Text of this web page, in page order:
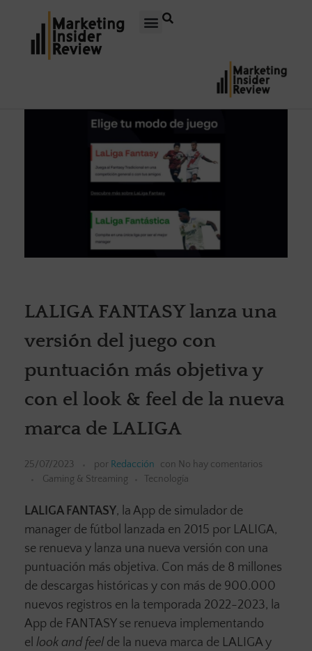
LALIGA FANTASY lanza una
versión del juego con
puntuación más objetiva y
con el look & feel de la nueva
marca de LALIGA
25/07/2023 por Redacción con No hay comentarios
Gaming & Streaming
Tecnología
LALIGA FANTASY, la App de simulador de
manager de fútbol lanzada en 2015 por LALIGA,
se renueva y lanza una nueva versión con una
puntuación más objetiva. Con más de 8 millones
de descargas históricas y con más de 900.000
nuevos registros en la temporada 2022-2023, la
App de FANTASY se renueva implementando
el look and feel de la nueva marca de LALIGA y